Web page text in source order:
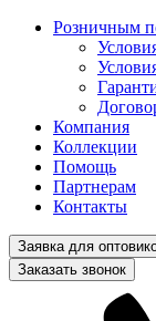
Розничным
Компания
Коллекции
Помощь
Партнерам
Контакты
Заявка для
Заказать звонок